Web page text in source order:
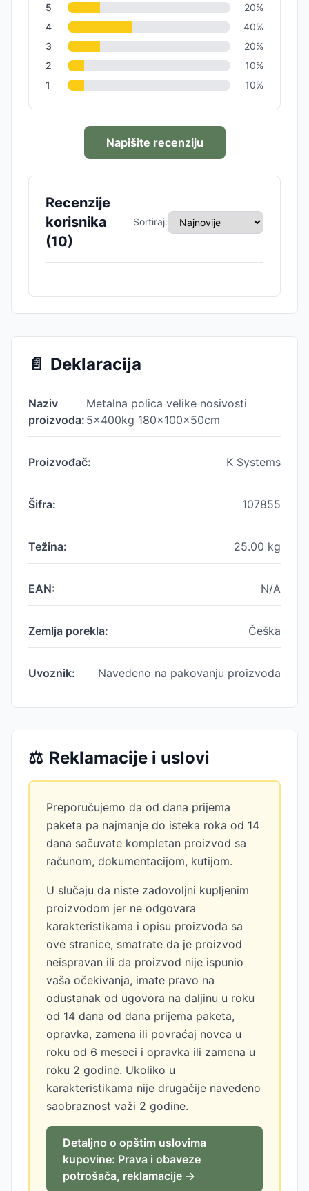
5 20%
4
40%
3
20%
2
10%
1
10%
Napišite recenziju
Recenzije
korisnika
(10)
Sortiraj:
📄 Deklaracija
Naziv
proizvoda:
Metalna polica velike nosivosti
5x400kg 180x100x50cm
Proizvođač: K Systems
Šifra: 107855
Težina: 25.00 kg
EAN: N/A
Zemlja porekla: Češka
Uvoznik: Navedeno na pakovanju proizvoda
⚖️ Reklamacije i uslovi
Preporučujemo da od dana prijema
paketa pa najmanje do isteka roka od 14
dana sačuvate kompletan proizvod sa
računom, dokumentacijom, kutijom.
U slučaju da niste zadovoljni kupljenim
proizvodom jer ne odgovara
karakteristikama i opisu proizvoda sa
ove stranice, smatrate da je proizvod
neispravan ili da proizvod nije ispunio
vaša očekivanja, imate pravo na
odustanak od ugovora na daljinu u roku
od 14 dana od dana prijema paketa,
opravka, zamena ili povraćaj novca u
roku od 6 meseci i opravka ili zamena u
roku 2 godine. Ukoliko u
karakteristikama nije drugačije navedeno
saobraznost važi 2 godine.
Detaljno o opštim uslovima
kupovine: Prava i obaveze
potrošača, reklamacije →